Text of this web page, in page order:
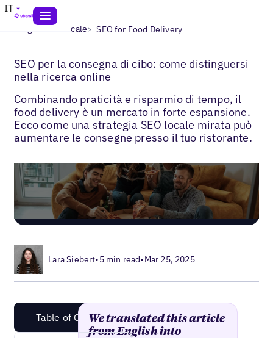
IT
Blogs> SEO locale> SEO for Food Delivery
SEO per la consegna di cibo: come distinguersi
nella ricerca online
Combinando praticità e risparmio di tempo, il
food delivery è un mercato in forte espansione.
Ecco come una strategia SEO locale mirata può
aumentare le consegne presso il tuo ristorante.
Lara Siebert•5 min read•Mar 25, 2025
Table of ContentWe translated this article
from English into